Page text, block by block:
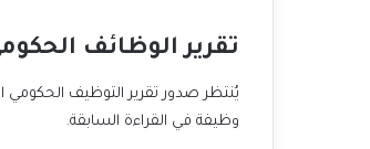
تقرير الوظائف
وظيفة في القراءة السابقة.